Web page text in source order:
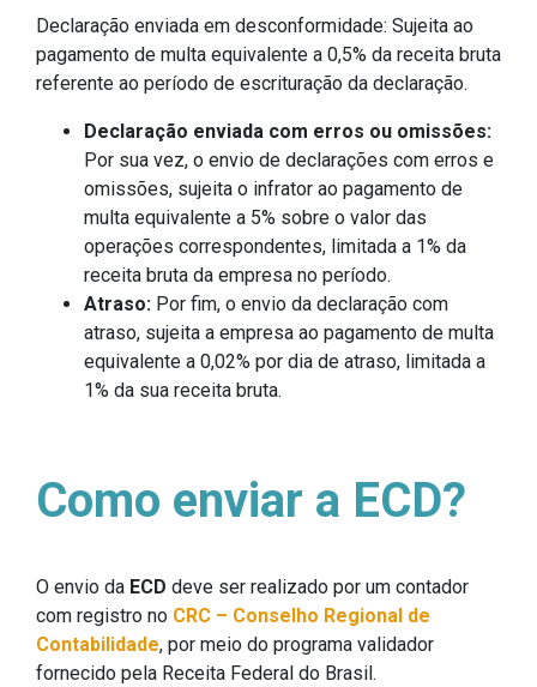
Declaração enviada em desconformidade: Sujeita ao
pagamento de multa equivalente a 0,5% da receita bruta
referente ao período de escrituração da declaração.
Declaração enviada com erros ou omissões:
Por sua vez, o envio de declarações com erros e
omissões, sujeita o infrator ao pagamento de
multa equivalente a 5% sobre o valor das
operações correspondentes, limitada a 1% da
receita bruta da empresa no período.
Atraso: Por fim, o envio da declaração com
atraso, sujeita a empresa ao pagamento de multa
equivalente a 0,02% por dia de atraso, limitada a
1% da sua receita bruta.
Como enviar a ECD?
O envio da ECD deve ser realizado por um contador
com registro no CRC – Conselho Regional de
Contabilidade, por meio do programa validador
fornecido pela Receita Federal do Brasil.